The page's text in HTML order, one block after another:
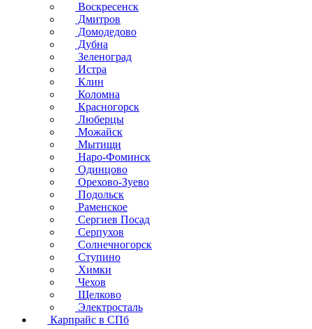
Воскресенск
Дмитров
Домодедово
Дубна
Зеленоград
Истра
Клин
Коломна
Красногорск
Люберцы
Можайск
Мытищи
Наро-Фоминск
Одинцово
Орехово-Зуево
Подольск
Раменское
Сергиев Посад
Серпухов
Солнечногорск
Ступино
Химки
Чехов
Щелково
Электросталь
Карпрайс в СПб